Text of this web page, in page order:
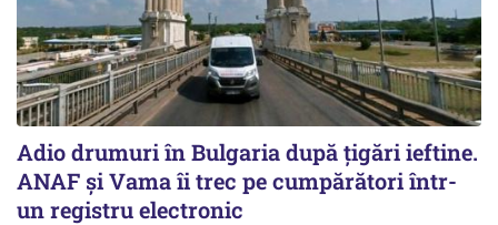
Adio drumuri în Bulgaria după țigări ieftine.
ANAF și Vama îi trec pe cumpărători într-
un registru electronic